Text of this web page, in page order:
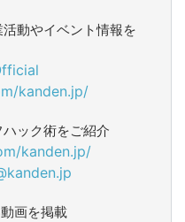
動やイベント情報を
kanden.jp/
ック術をご紹介
kanden.jp/
画を掲載